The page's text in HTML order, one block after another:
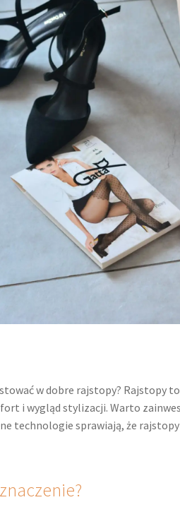
w dobre rajstopy? Rajstopy
i wygląd stylizacji. Warto
technologie sprawiają, że